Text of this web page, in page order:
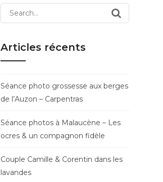
Search
for:
Articles récents
Séance photo grossesse aux berges
de l’Auzon – Carpentras
Séance photos à Malaucène – Les
ocres & un compagnon fidèle
Couple Camille & Corentin dans les
lavandes